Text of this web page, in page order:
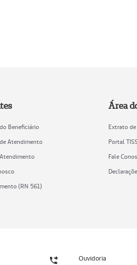
Beneficiário
Atendimento
(RN 561)
Área
Extrato
Portal
Fale
Ouvidoria